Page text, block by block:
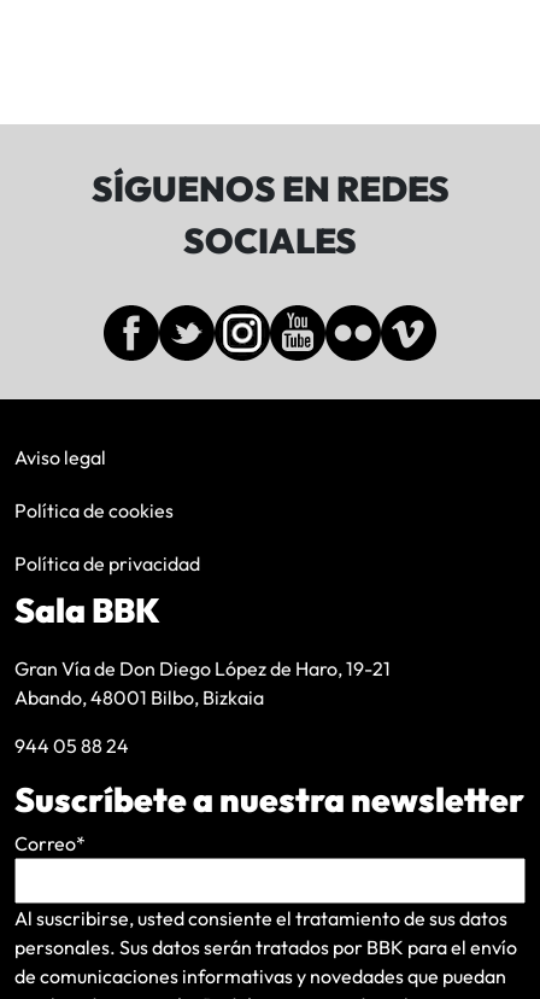
SÍGUENOS EN REDES
SOCIALES
Aviso legal
Política de cookies
Política de privacidad
Sala BBK
Gran Vía de Don Diego López de Haro, 19-21
Abando, 48001 Bilbo, Bizkaia
944 05 88 24
Suscríbete a nuestra newsletter
Correo*
Al suscribirse, usted consiente el tratamiento de sus datos
personales. Sus datos serán tratados por BBK para el envío
de comunicaciones informativas y novedades que puedan